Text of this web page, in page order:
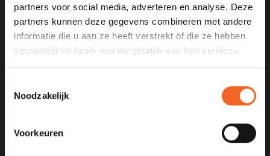
partners voor social media, adverteren en analyse. Deze
partners kunnen deze gegevens combineren met andere
informatie die u aan ze heeft verstrekt of die ze hebben
verzameld op basis van uw gebruik van hun services.
Noodzakelijk
Voorkeuren
SCHRIJF JE IN VOOR ONZE
NIEUWSBRIEF